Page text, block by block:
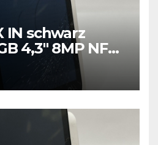
IN schwarz
4,3″ 8MP NFC